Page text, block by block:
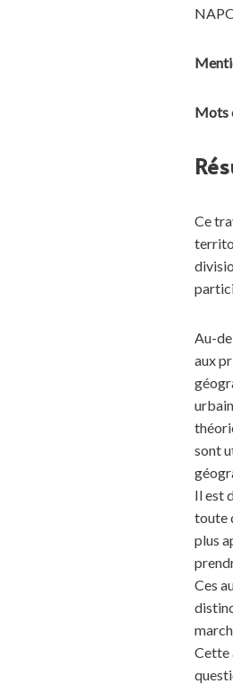
Mots
Ce
Au-
aux
sont
Il est
toute
plus
Ces
Cette